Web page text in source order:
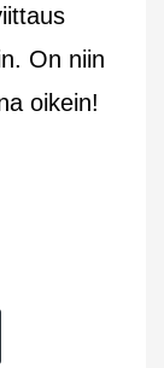
On niin
oikein!